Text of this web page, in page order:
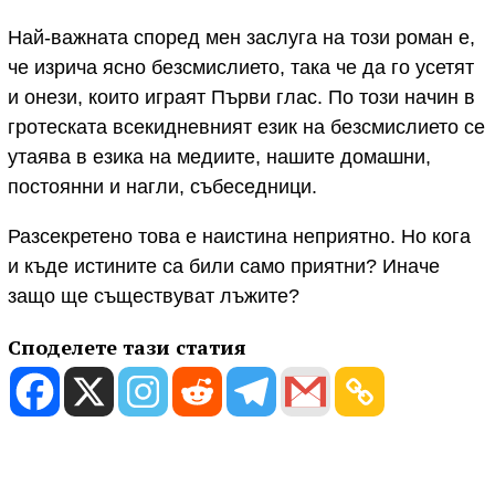
Най-важната според мен заслуга на този роман е,
че изрича ясно безсмислието, така че да го усетят
и онези, които играят Първи глас. По този начин в
гротеската всекидневният език на безсмислието се
утаява в езика на медиите, нашите домашни,
постоянни и нагли, събеседници.
Разсекретено това е наистина неприятно. Но кога
и къде истините са били само приятни? Иначе
защо ще съществуват лъжите?
Споделете тази статия